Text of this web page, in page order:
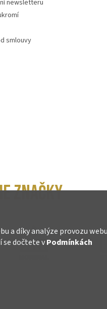
a díky analýze provozu webu
se dočtete vPodmínkách
newsletteru
smlouvy
ZNAČKY